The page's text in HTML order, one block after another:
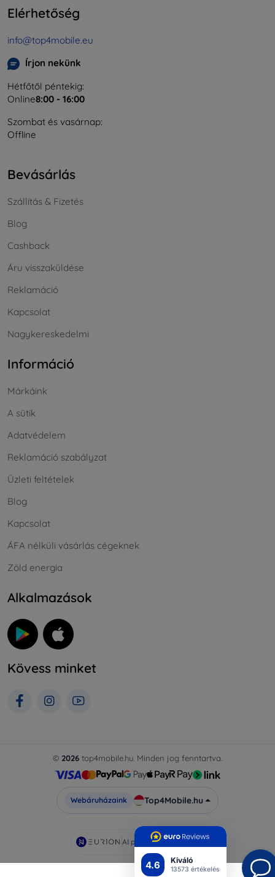
4.6 Kiváló
13573 értékelés
Elérhetőség
info@top4mobile.eu
Írjon nekünk
Hétfőtől péntekig:
Online8:00 - 16:00
Szombat és vasárnap:
Offline
Bevásárlás
Szállítás & Fizetés
Blog
Cashback
Áru visszaküldése
Reklamáció
Kapcsolat
Nagykereskedelmi
Információ
Márkáink
A sütik
Adatvédelem
Reklamáció szabályzat
Üzleti feltételek
Blog
Kapcsolat
ÁFA nélküli vásárlás cégeknek
Zöld energia
Alkalmazások
Kövess minket
© 2026 top4mobile.hu. Minden jog fenntartva.
Webáruházaink Top4Mobile.hu
AI powered byEurion